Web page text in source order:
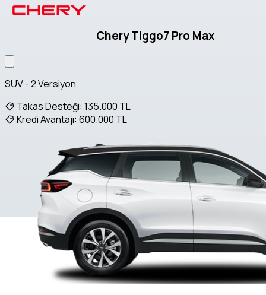
Chery Tiggo7 Pro Max
SUV - 2 Versiyon
Takas Desteği: 135.000 TL
Kredi Avantajı: 600.000 TL